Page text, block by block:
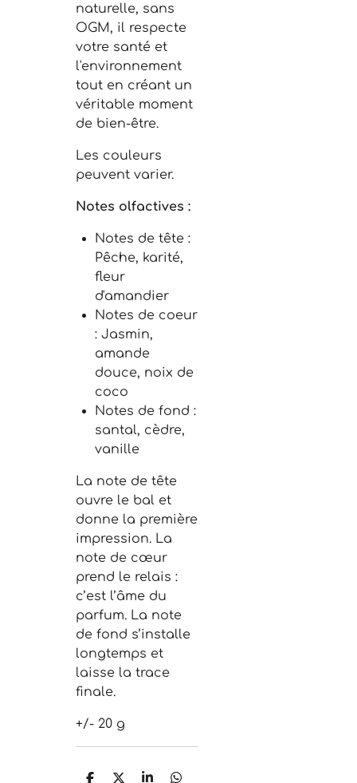
naturelle, sans
OGM, il respecte
votre santé et
l'environnement
tout en créant un
véritable moment
de bien-être.
Les couleurs
peuvent varier.
Notes olfactives :
Notes de tête:
Pêche, karité,
fleur
d'amandier
Notes de coeur
: Jasmin,
amande
douce, noix de
coco
Notes de fond :
santal, cèdre,
vanille
La note de tête
ouvre le bal et
donne la première
impression. La
note de cœur
prend le relais :
c’est l’âme du
parfum. La note
de fond s’installe
longtemps et
laisse la trace
finale.
+/- 20 g